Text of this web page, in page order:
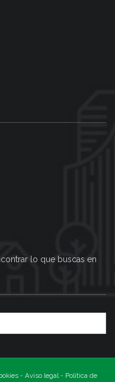
lo que buscas en
- Aviso legal - Política de